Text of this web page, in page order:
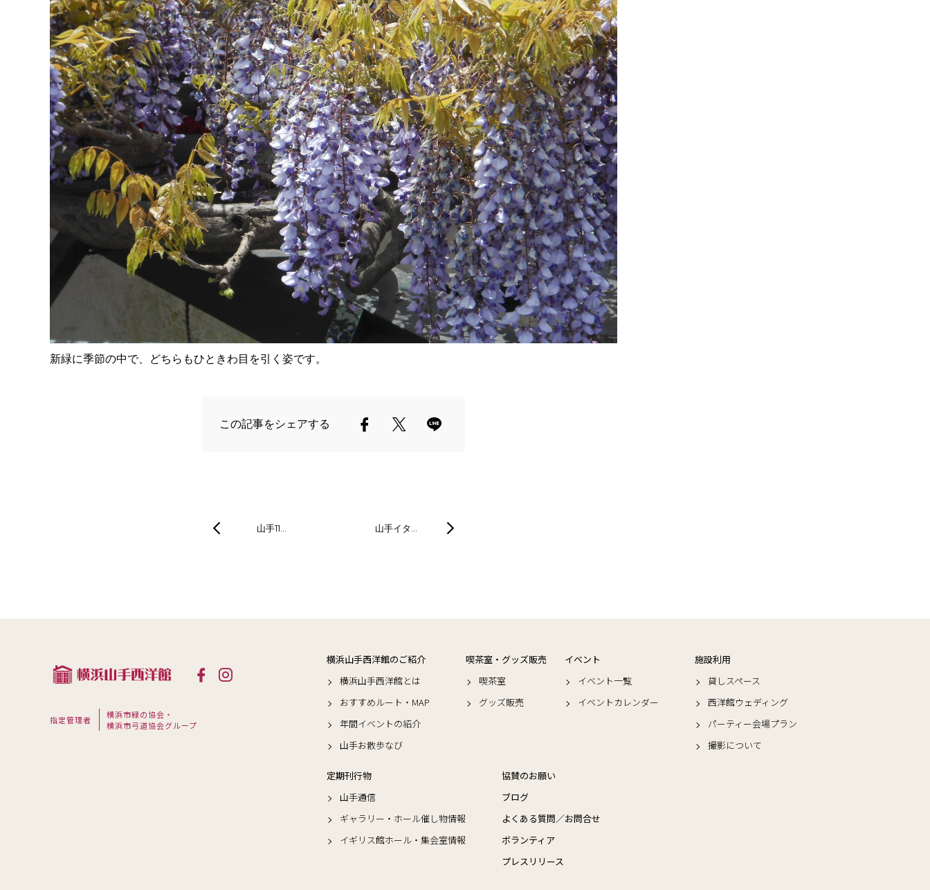
新緑に季節の中で、どちらもひときわ目を引く姿です。
この記事をシェアする
山手11… 山手イタ…
指定管理者
横浜市緑の協会・
横浜市弓道協会グループ
横浜山手西洋館のご紹介
横浜山手西洋館とは
おすすめルート・MAP
年間イベントの紹介
山手お散歩なび
喫茶室・グッズ販売
喫茶室
グッズ販売
イベント
イベント一覧
イベントカレンダー
施設利用
貸しスペース
西洋館ウェディング
パーティー会場プラン
撮影について
定期刊行物
山手通信
ギャラリー・ホール催し物情報
イギリス館ホール・集会室情報
協賛のお願い
ブログ
よくある質問／お問合せ
ボランティア
プレスリリース